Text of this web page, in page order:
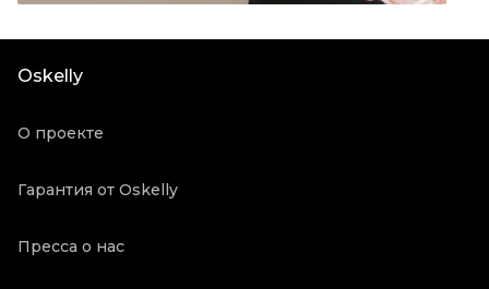
Состояние товара
Oskelly
О проекте
Гарантия от Oskelly
Пресса о нас